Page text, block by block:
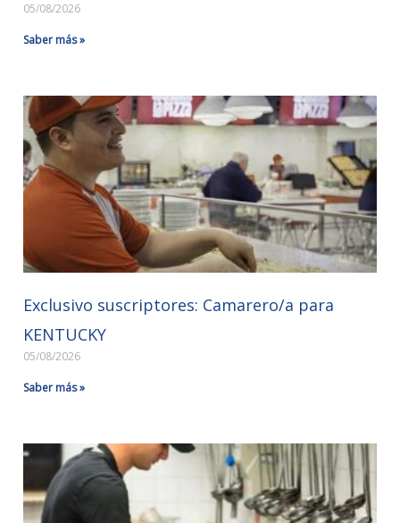
05/08/2026
Saber más »
Exclusivo suscriptores: Camarero/a para
KENTUCKY
05/08/2026
Saber más »